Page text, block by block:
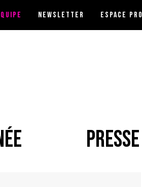
NEWSLETTER ESPACE PRO
PRESSE